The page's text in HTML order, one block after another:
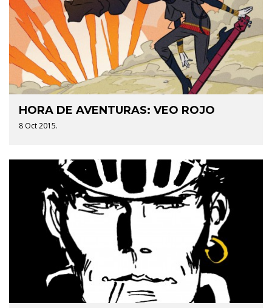
HORA DE AVENTURAS: VEO ROJO
8 Oct 2015.